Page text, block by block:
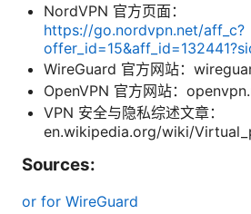
NordVPN 官方页面：
https://go.nordvpn.net/aff_c?
WireGuard 官方网站：
OpenVPN 官方网站：
VPN 安全与隐私综述文章：
en.wikipedia.org/wiki/
Sources:
or for WireGuard